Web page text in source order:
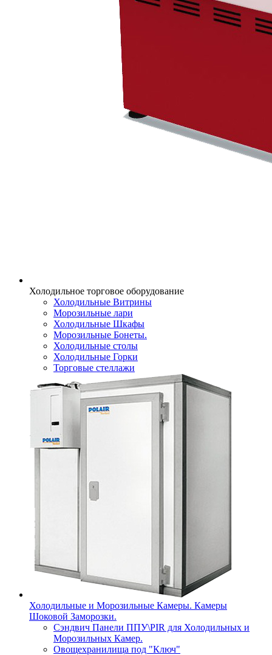
Холодильное торговое оборудование
Холодильные Витрины
Морозильные лари
Холодильные Шкафы
Морозильные Бонеты.
Холодильные столы
Холодильные Горки
Торговые стеллажи
Холодильные и Морозильные Камеры. Камеры
Шоковой Заморозки.
Сэндвич Панели ППУ\PIR для Холодильных и
Морозильных Камер.
Овощехранилища под "Ключ"